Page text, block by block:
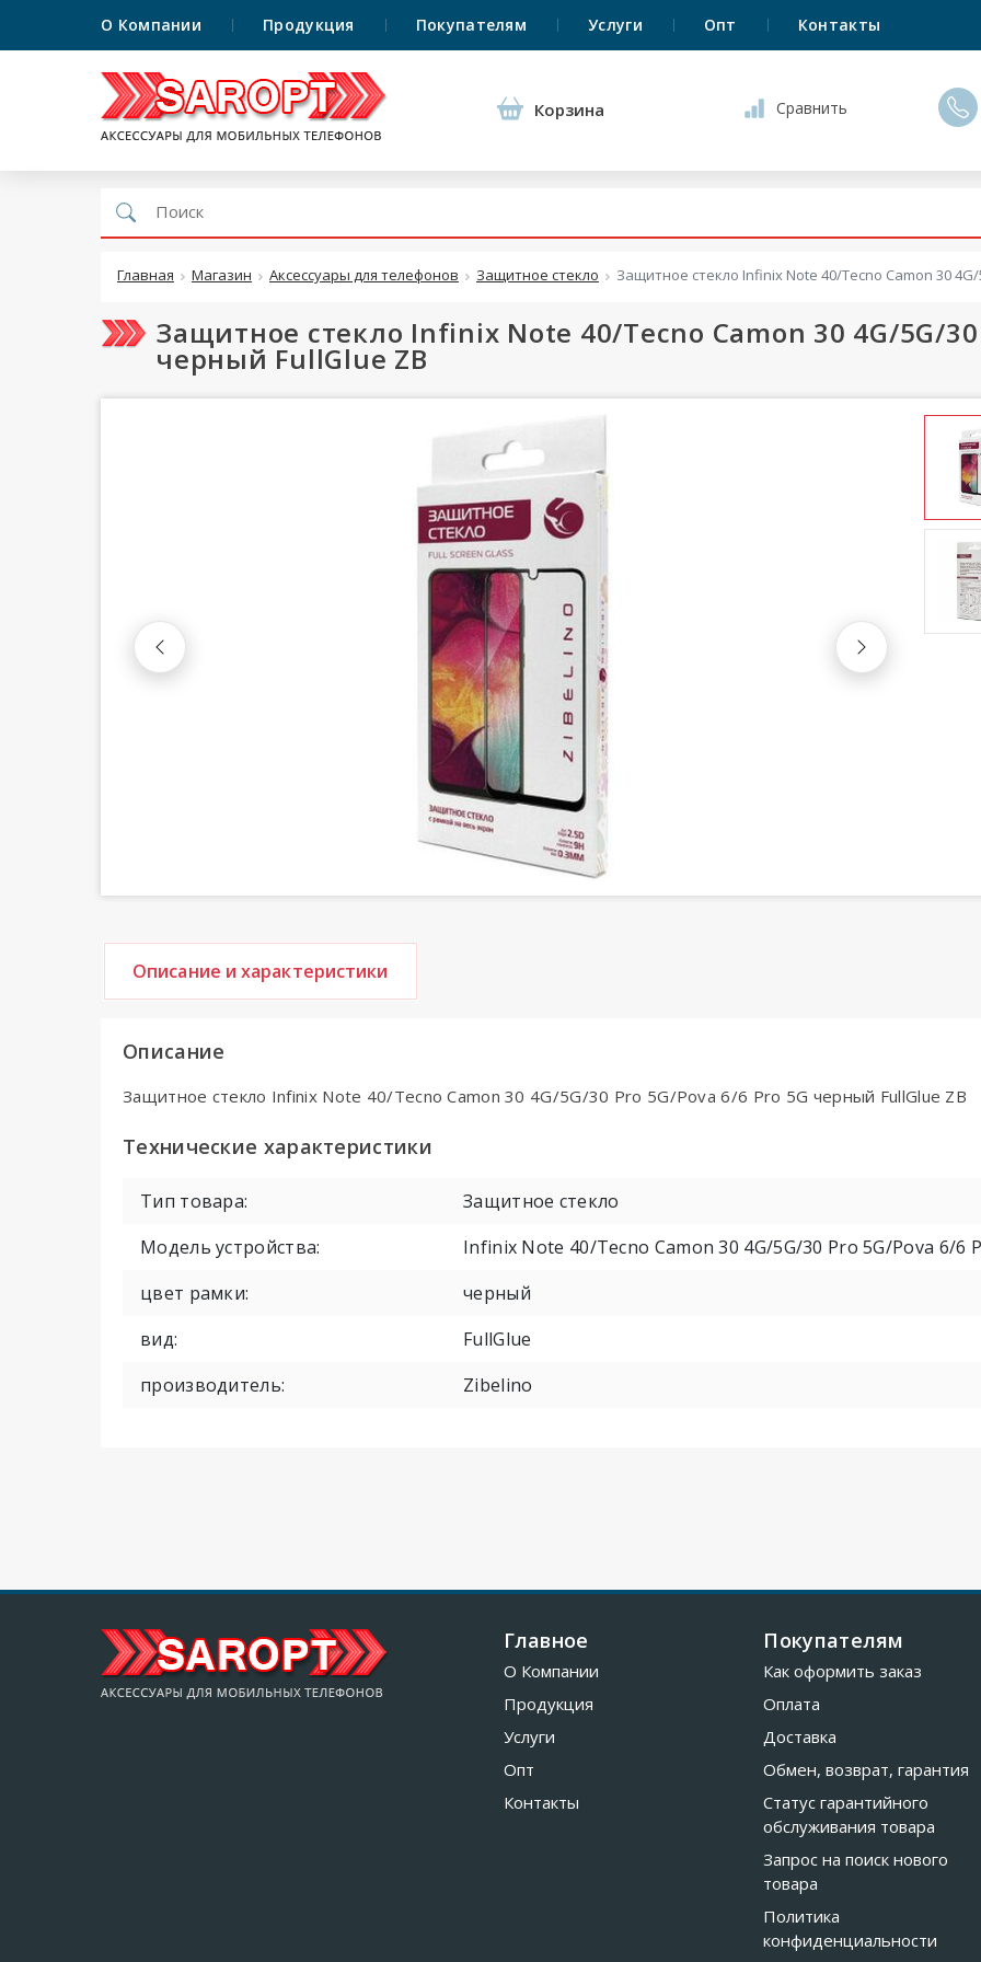
О Компании Продукция Покупателям Услуги Опт Контакты
Корзина Сравнить
Главная Магазин Аксессуары для телефонов Защитное стекло Защитное стекло Infinix Note 40/Tecno Camon 30
Защитное стекло Infinix Note 40/Tecno Camon 30 4G/5G/30
черный FullGlue ZB
Описание и характеристики
Описание
Защитное стекло Infinix Note 40/Tecno Camon 30 4G/5G/30 Pro 5G/Pova 6/6 Pro 5G черный FullGlue ZB
Технические характеристики
Тип товара:
Защитное стекло
Модель устройства:
Infinix Note 40/Tecno Camon 30 4G/5G/30 Pro 5G/Pova 6/6
цвет рамки:
черный
вид:
FullGlue
производитель:
Zibelino
Главное
О Компании
Продукция
Услуги
Опт
Контакты
Покупателям
Как оформить заказ
Оплата
Доставка
Обмен, возврат, гарантия
Статус гарантийного
обслуживания товара
Запрос на поиск нового
товара
Политика
конфиденциальности